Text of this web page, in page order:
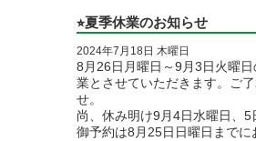
⭐︎夏季休業のお知らせ
2024年7月18日 木曜日
8月26日月曜日～9月3日火曜
業とさせていただきます。ご
せ。
尚、休み明け9月4日水曜日、5
御予約は8月25日日曜日までに